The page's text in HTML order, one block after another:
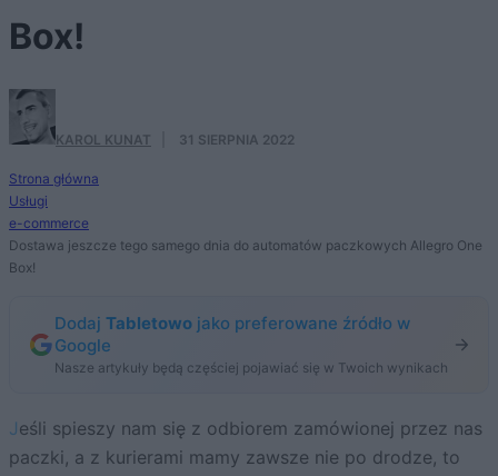
Box!
KAROL KUNAT 31 SIERPNIA 2022
Strona główna
Usługi
e-commerce
Dostawa jeszcze tego samego dnia do automatów paczkowych Allegro One
Box!
Dodaj Tabletowo jako preferowane źródło w
Google
Nasze artykuły będą częściej pojawiać się w Twoich wynikach
Jeśli spieszy nam się z odbiorem zamówionej przez nas
paczki, a z kurierami mamy zawsze nie po drodze, to